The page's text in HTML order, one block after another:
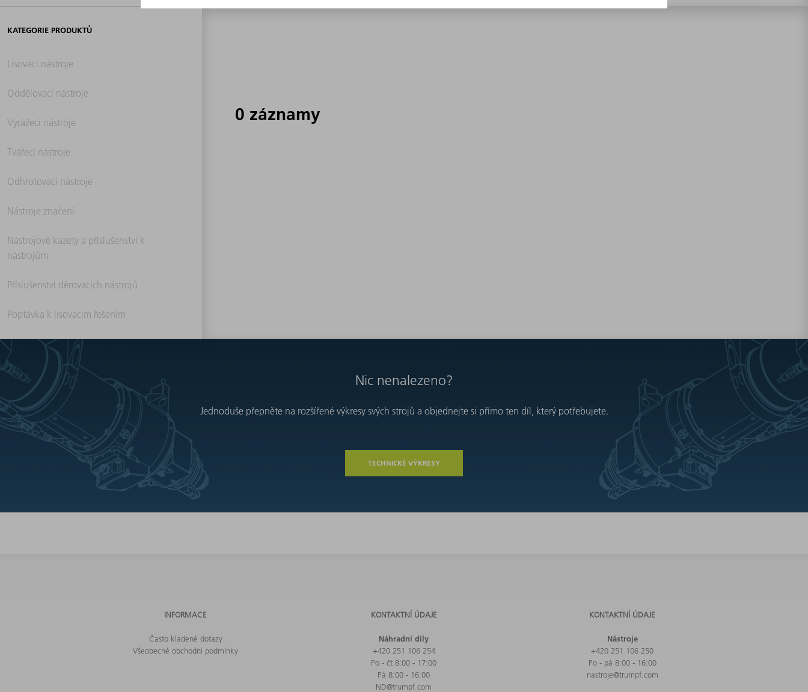
KATEGORIE PRODUKTŮ
Lisovací nástroje
Oddělovací nástroje
Vyrážecí nástroje
Tvářecí nástroje
Odhrotovací nástroje
Nástroje značení
Nástrojové kazety a příslušenství k
nástrojům
Příslušenství děrovacích nástrojů
Poptávka k lisovacím řešením
0 záznamy
Nic nenalezeno?
Jednoduše přepněte na rozšířené výkresy svých strojů a objednejte si přímo ten díl, který potřebujete.
TECHNICKÉ VÝKRESY
INFORMACE
Často kladené dotazy
Všeobecné obchodní podmínky
KONTAKTNÍ ÚDAJE
Náhradní díly
+420 251 106 254
Po - čt 8:00 - 17:00
Pá 8:00 - 16:00
ND@trumpf.com
KONTAKTNÍ ÚDAJE
Nástroje
+420 251 106 250
Po - pá 8:00 - 16:00
nastroje@trumpf.com